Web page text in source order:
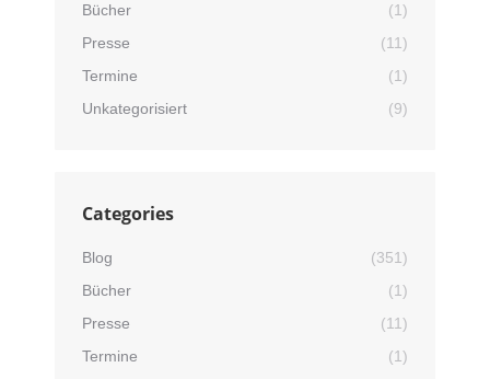
Bücher
(1)
Presse
(11)
Termine
(1)
Unkategorisiert
(9)
Categories
Blog
(351)
Bücher
(1)
Presse
(11)
Termine
(1)